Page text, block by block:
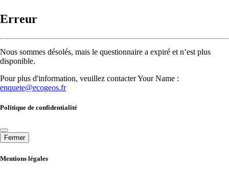
Erreur
Nous sommes désolés, mais le questionnaire a expiré et n’est plus
disponible.
Pour plus d'information, veuillez contacter Your Name :
enquete@ecogeos.fr
Politique de confidentialité
Fermer
Mentions légales